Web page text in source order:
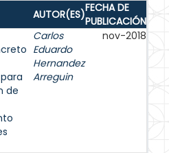
AUTOR(ES)FECHA DE
PUBLICACIÓN
de
Carlos
Eduardo
Hernandez
Arreguin
nov-2018